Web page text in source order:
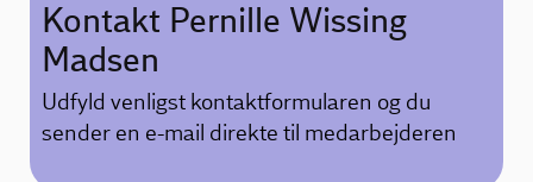
Kontakt Pernille Wissing
Madsen
Udfyld venligst kontaktformularen og du
sender en e-mail direkte til medarbejderen